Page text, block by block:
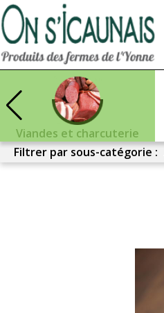
Viandes et charcuterie
Filtrer par sous-catégorie :